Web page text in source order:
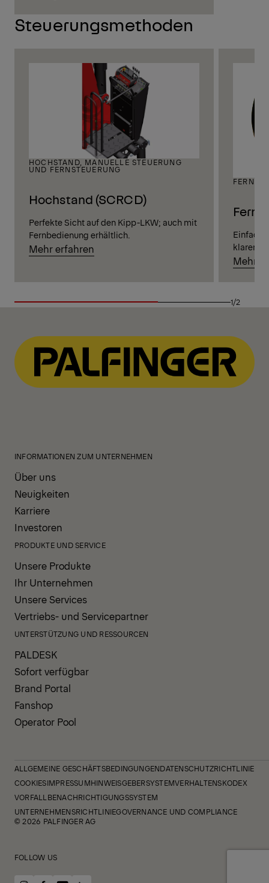
Steuerungsmethoden
HOCHSTAND, MANUELLE STEUERUNG
UND FERNSTEUERUNG
Hochstand (SCRCD)
Perfekte Sicht auf den Kipp-LKW; auch mit
Fernbedienung erhältlich.
Mehr erfahren
klarer
Mehr
1/2
INFORMATIONEN ZUM UNTERNEHMEN
Über uns
Neuigkeiten
Karriere
Investoren
PRODUKTE UND SERVICE
Unsere Produkte
Ihr Unternehmen
Unsere Services
Vertriebs- und Servicepartner
UNTERSTÜTZUNG UND RESSOURCEN
PALDESK
Sofort verfügbar
Brand Portal
Fanshop
Operator Pool
ALLGEMEINE GESCHÄFTSBEDINGUNGENDATENSCHUTZRICHTLINIE
COOKIESIMPRESSUMHINWEISGEBERSYSTEMVERHALTENSKODEX
VORFALLBENACHRICHTIGUNGSSYSTEM
UNTERNEHMENSRICHTLINIEGOVERNANCE UND COMPLIANCE
© 2026 PALFINGER AG
FOLLOW US